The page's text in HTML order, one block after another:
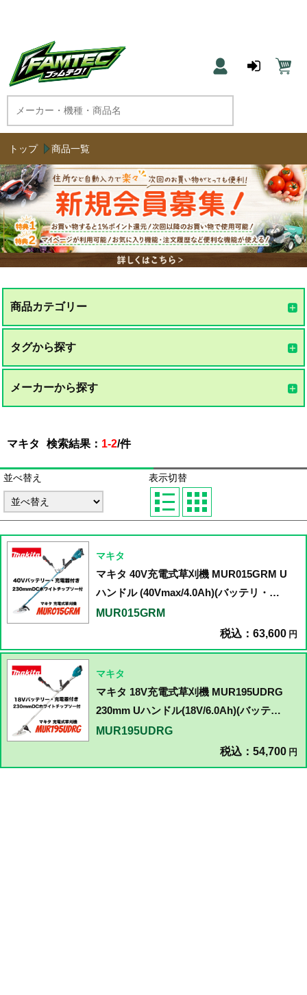
トップ 商品一覧
商品カテゴリー
タグから探す
メーカーから探す
マキタ 検索結果： 1-2/件
並べ替え 表示切替
マキタ
マキタ 40V充電式草刈機 MUR015GRM U
ハンドル (40Vmax/4.0Ah)(バッテリ・充
電器付)
MUR015GRM
税込：63,600 円
マキタ
マキタ 18V充電式草刈機 MUR195UDRG
230mm Uハンドル(18V/6.0Ah)(バッテ
リ・充電器付)
MUR195UDRG
税込：54,700 円